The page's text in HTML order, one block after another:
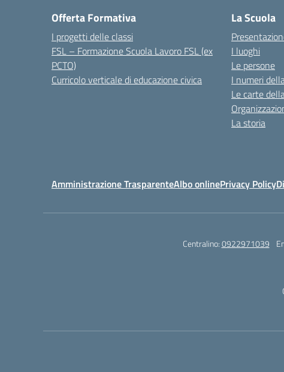
Offerta Formativa
I progetti delle classi
FSL – Formazione Scuola Lavoro FSL (ex
PCTO)
Curricolo verticale di educazione civica
La Scuola
I luoghi
Le persone
I numeri
Le carte
La storia
Amministrazione TrasparenteAlbo onlinePrivacy Policy
Centralino:0922971039